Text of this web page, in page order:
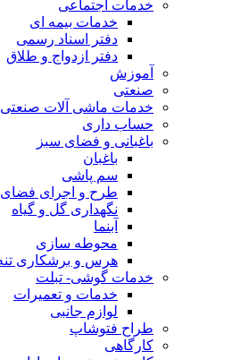
خدمات اجتماعی
خدمات بیمه ای
دفتر اسناد رسمی
دفتر ازدواج و طلاق
آموزش
صنعتی
خدمات ماشی آلات
حساب داری
باغبانی و فضای سبز
باغبان
سم پاشی
طرح و اجرای فضای
نگهداری گل و گیاه
آبنما
محوطه سازی
هرس و برشکاری
خدمات گوشی- تبلت
خدمات و تعمیرات
لوازم جانبی
طراح فتوشاپ
کارگاهی